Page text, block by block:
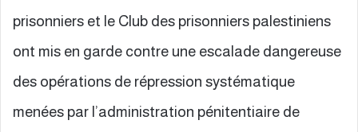
prisonniers et le Club des prisonniers palestiniens
ont mis en garde contre une escalade dangereuse
des opérations de répression systématique
menées par l’administration pénitentiaire de